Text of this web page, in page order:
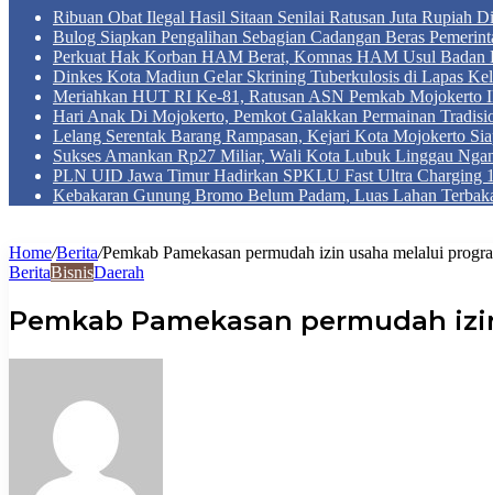
Ribuan Obat Ilegal Hasil Sitaan Senilai Ratusan Juta Rupiah
Bulog Siapkan Pengalihan Sebagian Cadangan Beras
Perkuat Hak Korban HAM Berat, Komnas HAM Usul Badan
Dinkes Kota Madiun Gelar Skrining Tuberkulosis di Lapas
Meriahkan HUT RI Ke-81, Ratusan ASN Pemkab Mojokerto
Hari Anak Di Mojokerto, Pemkot Galakkan Permainan
Lelang Serentak Barang Rampasan, Kejari Kota Mojokerto
Sukses Amankan Rp27 Miliar, Wali Kota Lubuk Linggau
PLN UID Jawa Timur Hadirkan SPKLU Fast Ultra Charging
Kebakaran Gunung Bromo Belum Padam, Luas Lahan
Home/Berita/Pemkab Pamekasan permudah izin usaha melalui
BeritaBisnisDaerah
Pemkab Pamekasan permudah